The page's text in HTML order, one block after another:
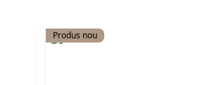
Produs nou